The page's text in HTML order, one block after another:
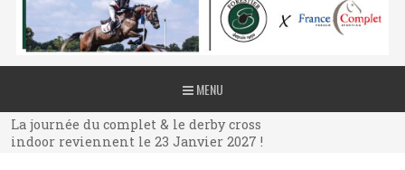
MENU
La journée du complet & le derby cross
indoor reviennent le 23 Janvier 2027 !
La journée du complet & le derby cross
indoor reviennent le 23 Janvier 2027 !